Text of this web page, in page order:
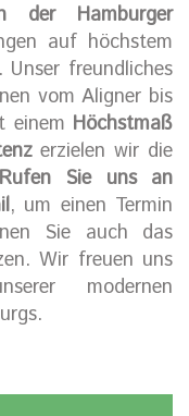
der Hamburger
auf höchstem
freundliches
vom Aligner bis
einem Höchstmaß
erzielen wir die
Rufen Sie uns an
, um einen Termin
Sie auch das
Wir freuen uns
modernen